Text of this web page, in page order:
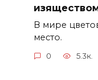
В мире
место.
0 5.3к.